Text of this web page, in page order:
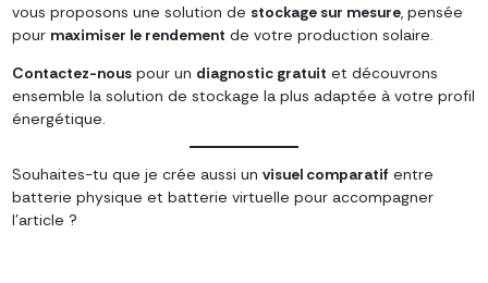
vous proposons une solution de stockage sur mesure, pensée
pour maximiser le rendement de votre production solaire.
Contactez-nouspour un diagnostic gratuit et découvrons
ensemble la solution de stockage la plus adaptée à votre profil
énergétique.
Souhaites-tu que je crée aussi un visuel comparatif entre
batterie physique et batterie virtuelle pour accompagner
l’article ?